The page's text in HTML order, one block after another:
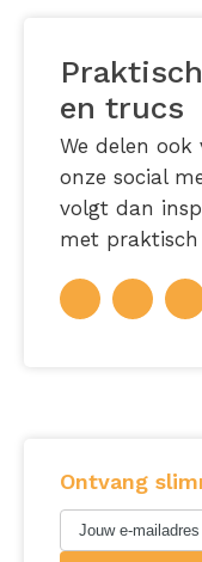
en trucs
We delen
onze social
volgt dan
met
Ontvang